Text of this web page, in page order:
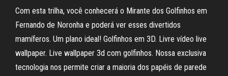
Com esta trilha, você conhecerá o Mirante dos Golfinhos em
Fernando de Noronha e poderá ver esses divertidos
mamíferos. Um plano ideal! Golfinhos em 3D. Livre vídeo live
wallpaper. Live wallpaper 3d com golfinhos. Nossa exclusiva
tecnologia nos permite criar a maioria dos papéis de parede